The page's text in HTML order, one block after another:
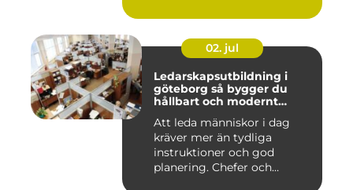
02. jul
Ledarskapsutbildning i
göteborg så bygger du
hållbart och modernt
Att leda människor i dag
kräver mer än tydliga
instruktioner och god
planering. Chefer och